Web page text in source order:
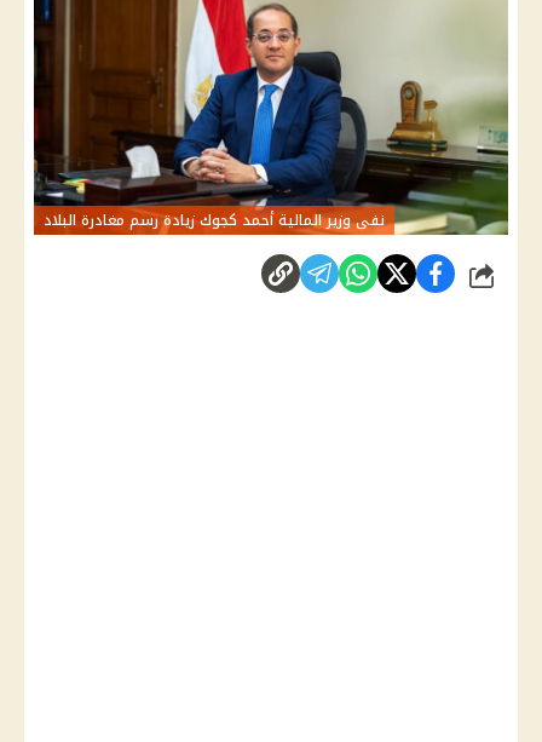
نفى وزير المالية أحمد كجوك زيادة رسم مغادرة البلاد
شارك